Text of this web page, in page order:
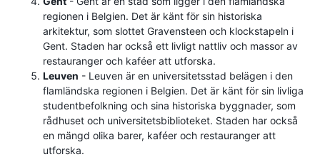
regionen i Belgien. Det är känt för sin historiska
arkitektur, som slottet Gravensteen och klockstapeln i
Gent. Staden har också ett livligt nattliv och massor av
restauranger och kaféer att utforska.
Leuven - Leuven är en universitetsstad belägen i den
flamländska regionen i Belgien. Det är känt för sin livliga
studentbefolkning och sina historiska byggnader, som
rådhuset och universitetsbiblioteket. Staden har också
en mängd olika barer, kaféer och restauranger att
utforska.